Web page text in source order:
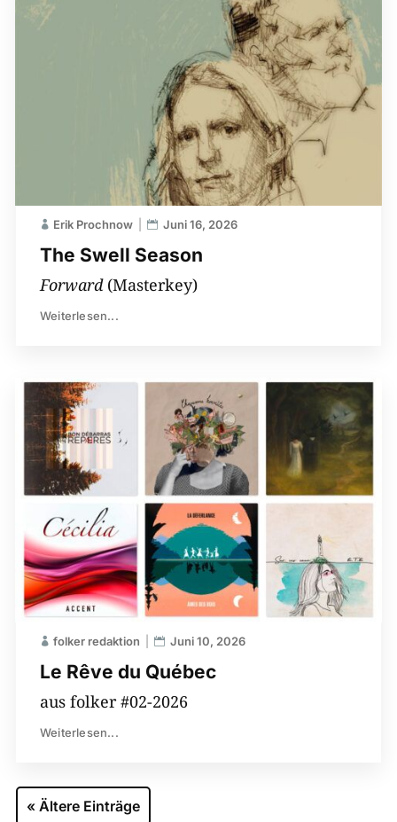
The Swell Season
Erik Prochnow Juni 16, 2026
Forward (Masterkey)
Weiterlesen...
Le Rêve du Québec
folker redaktion Juni 10, 2026
aus folker #02-2026
Weiterlesen...
« Ältere Einträge